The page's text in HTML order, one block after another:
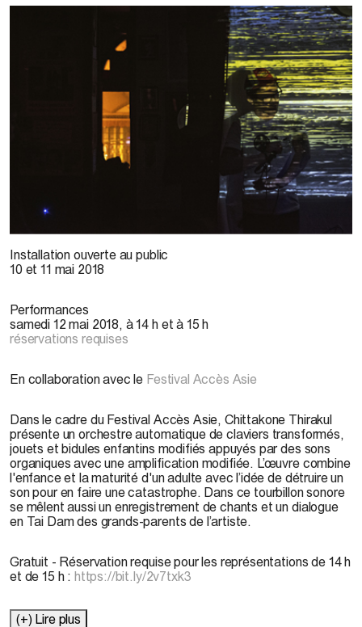
Installation ouverte au public
10 et 11 mai 2018
Performances
samedi 12 mai 2018, à 14 h et à 15 h
réservations requises
En collaboration avec le Festival Accès Asie
Dans le cadre du Festival Accès Asie, Chittakone Thirakul
présente un orchestre automatique de claviers transformés,
jouets et bidules enfantins modifiés appuyés par des sons
organiques avec une amplification modifiée. L’œuvre combine
l'enfance et la maturité d'un adulte avec l’idée de détruire un
son pour en faire une catastrophe. Dans ce tourbillon sonore
se mêlent aussi un enregistrement de chants et un dialogue
en Tai Dam des grands-parents de l’artiste.
Gratuit - Réservation requise pour les représentations de 14 h
et de 15 h: https://bit.ly/2v7txk3
(+) Lire plus